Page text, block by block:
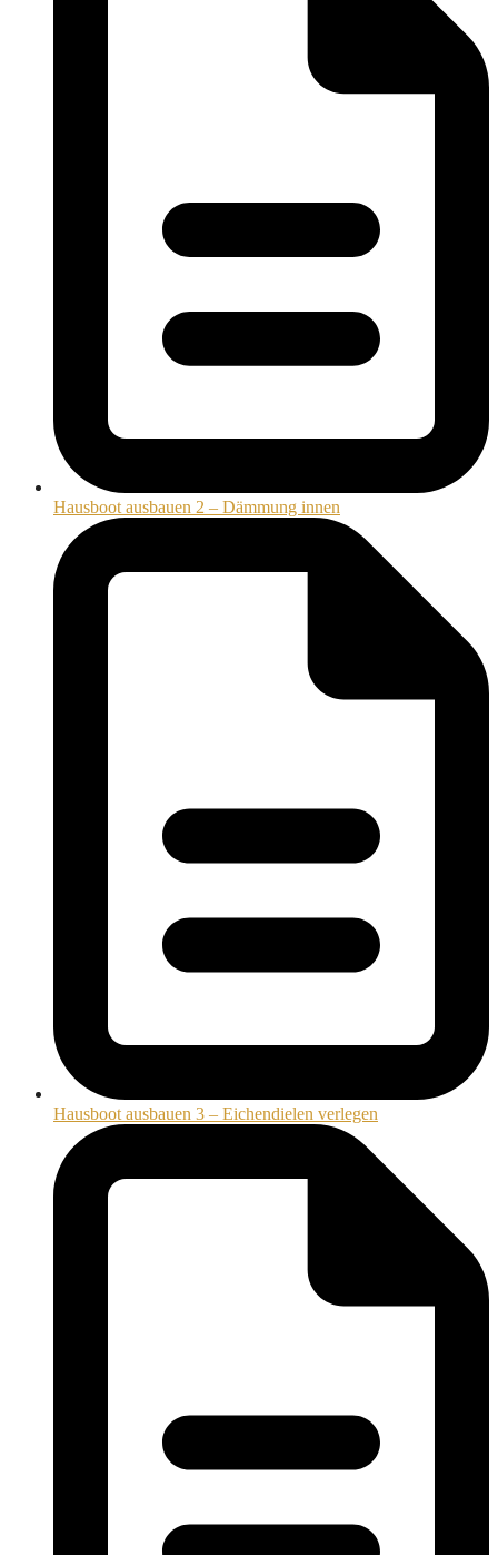
Hausboot ausbauen 2 – Dämmung innen
Hausboot ausbauen 3 – Eichendielen verlegen